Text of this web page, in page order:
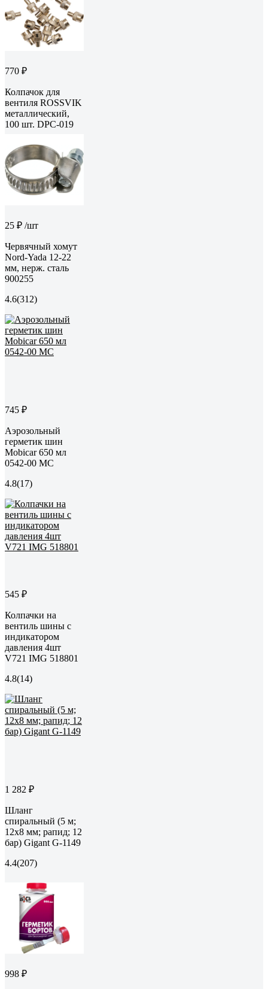
770 ₽
Колпачок для
вентиля ROSSVIK
металлический,
100 шт. DPC-019
25 ₽ /шт
Червячный хомут
Nord-Yada 12-22
мм, нерж. сталь
900255
4.6(312)
745 ₽
Аэрозольный
герметик шин
Mobicar 650 мл
0542-00 MC
4.8(17)
545 ₽
Колпачки на
вентиль шины с
индикатором
давления 4шт
V721 IMG 518801
4.8(14)
1 282 ₽
Шланг
спиральный (5 м;
12х8 мм; рапид; 12
бар) Gigant G-1149
4.4(207)
998 ₽